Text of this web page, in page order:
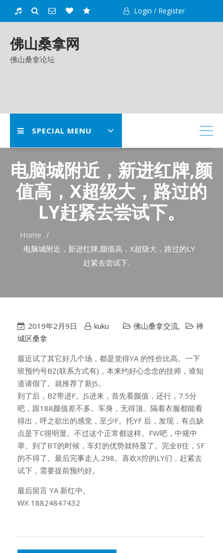
Login / Register
佛山桑拿网
佛山桑拿论坛
SPECIAL MENU
电脑城附近，新进红牌,颜
值高，X超级大，路过的
LY赶紧去尝试下。
Home
电脑城附近，新进红牌,颜值高，X超级大，路过的LY
赶紧去尝试下。
2019年2月9日 kuku 佛山桑拿交流,
禅
城区桑拿
最近试了其它好几个场，都是觉得YA 的性价比高。一下
班预约号BZ(联系方式有)，本来约好心念念的技师，谁知
道请假了。就推荐了新JS。
到了后，BZ带进F。JS进来，首先看颜值，还行，7.5分
吧，跟188颜值差不多。车身，无得顶。隔着衣服都能看
得出，呼之欲出的感觉，至少F。托YF 后，发现，有点缺
点是下C很明显。不过这个正常都这样。FW吧，中规中
举。到了BT的时候，车灯的优势就特显了。完全B住，SF
的不得了。最后完事走人.298。喜欢X控的LY们，赶紧去
试下，需要提前预约好。
最后留言 YA 新红中。
WX 18824847432